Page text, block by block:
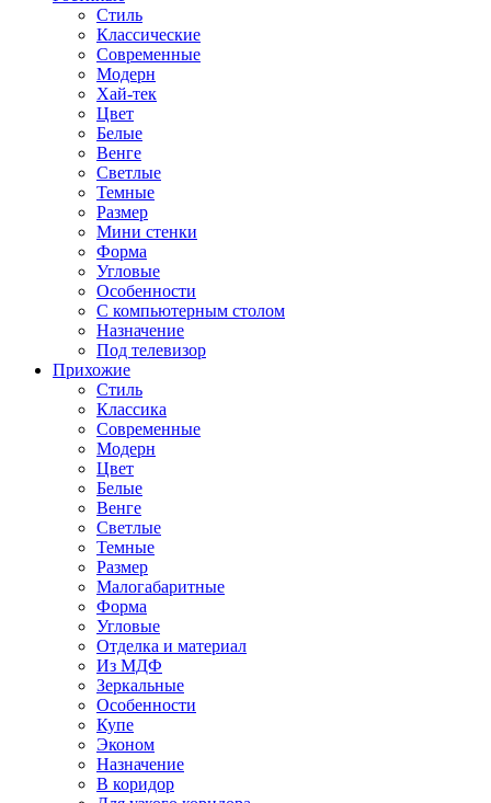
Стиль
Классические
Современные
Модерн
Хай-тек
Цвет
Белые
Венге
Светлые
Темные
Размер
Мини стенки
Форма
Угловые
Особенности
С компьютерным столом
Назначение
Под телевизор
Прихожие
Стиль
Классика
Современные
Модерн
Цвет
Белые
Венге
Светлые
Темные
Размер
Малогабаритные
Форма
Угловые
Отделка и материал
Из МДФ
Зеркальные
Особенности
Купе
Эконом
Назначение
В коридор